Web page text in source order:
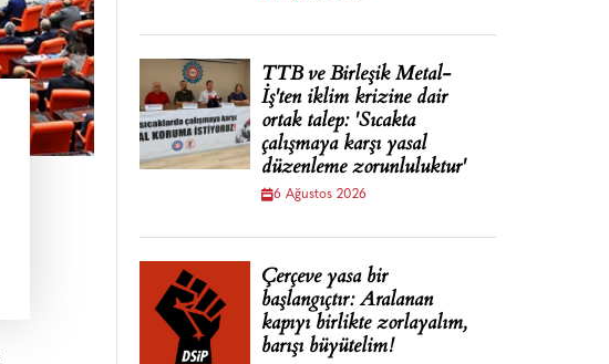
TTB ve Birleşik Metal-
İş'ten iklim krizine dair
ortak talep: 'Sıcakta
çalışmaya karşı yasal
düzenleme zorunluluktur'
6 Ağustos 2026
Çerçeve yasa bir
başlangıçtır: Aralanan
kapıyı birlikte zorlayalım,
barışı büyütelim!